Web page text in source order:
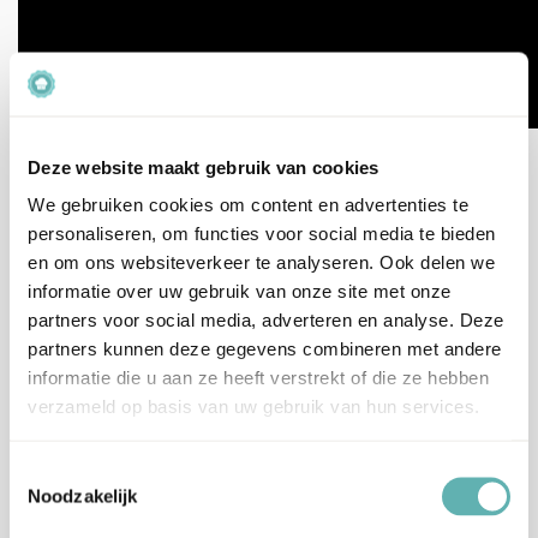
Deze website maakt gebruik van cookies
We gebruiken cookies om content en advertenties te
personaliseren, om functies voor social media te bieden
en om ons websiteverkeer te analyseren. Ook delen we
informatie over uw gebruik van onze site met onze
partners voor social media, adverteren en analyse. Deze
partners kunnen deze gegevens combineren met andere
informatie die u aan ze heeft verstrekt of die ze hebben
verzameld op basis van uw gebruik van hun services.
Noodzakelijk
Merk
Ingrediënten
Suiker, gemodificeerd zetmeel, weipoeder
(melk), dextrose (tarwe), glucosestroop
verdikkingsmiddel: E415, aroma (melk).
Kan sporen van Ei, Soja en Lupine bevatten.
Dit product is Halal gecertificeerd.